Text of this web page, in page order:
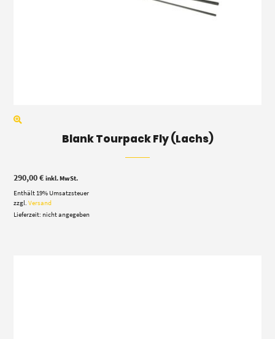
Blank Tourpack Fly (Lachs)
290,00€ inkl. MwSt.
Enthält 19% Umsatzsteuer
zzgl.Versand
Lieferzeit: nicht angegeben